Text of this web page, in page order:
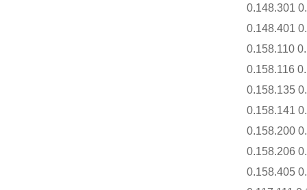
0.148.301
0.148.401
0.158.110
0.158.116
0.158.135
0.158.141
0.158.200
0.158.206
0.158.405